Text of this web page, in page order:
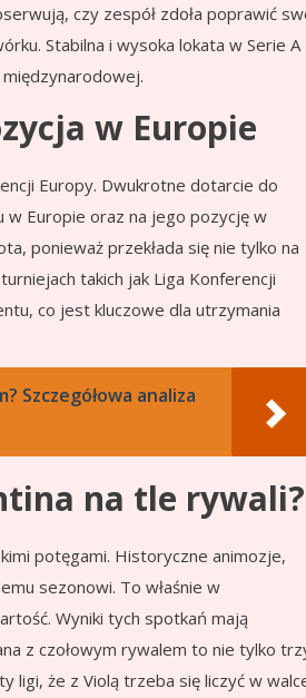
czy zespół zdoła poprawić
Stabilna i wysoka lokata w Serie A
w Europie
Europy. Dwukrotne dotarcie do
w Europie oraz na jego pozycję w
ponieważ przekłada się nie tylko na
takich jak Liga Konferencji
co jest kluczowe dla utrzymania
Szczegółowa analiza
na tle rywali?
potęgami. Historyczne animozje,
sezonowi. To właśnie w
Wyniki tych spotkań mają
z czołowym rywalem to nie tylko
ligi, że z Violą trzeba się liczyć w